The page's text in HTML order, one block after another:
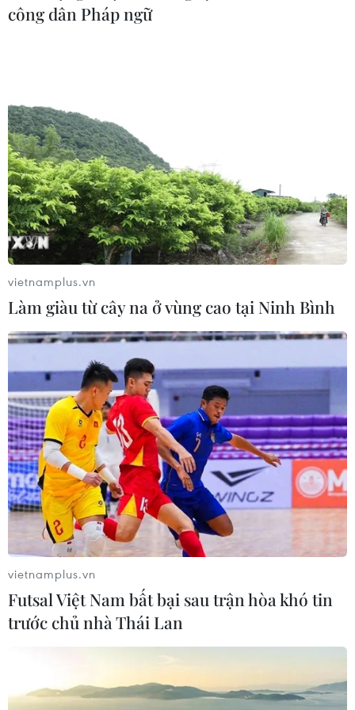
Thế khó của Biden khi nỗ lực "hồi sinh"
thỏa thuận hạt nhân Iran
26/02/2021 06:58
Tổng thống Iran Hassan Rohani cho biết sẵn sàng
thương lượng với Mỹ nhưng với một cách tiếp cận có
phối hợp đồng bộ, cùng đưa ra những biện pháp trở lại
thỏa thuận hạt nhân Iran.
công dân Pháp ngữ
vietnamplus.vn
Làm giàu từ cây na ở vùng cao tại Ninh Bình
vietnamplus.vn
Futsal Việt Nam bất bại sau trận hòa khó tin
trước chủ nhà Thái Lan